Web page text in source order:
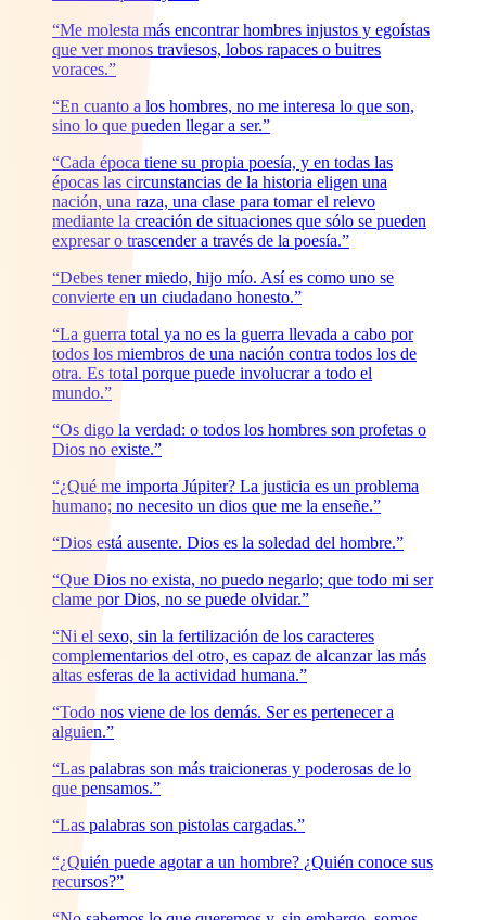
“Me molesta más encontrar hombres injustos y egoístas
que ver monos traviesos, lobos rapaces o buitres
voraces.”
“En cuanto a los hombres, no me interesa lo que son,
sino lo que pueden llegar a ser.”
“Cada época tiene su propia poesía, y en todas las
épocas las circunstancias de la historia eligen una
nación, una raza, una clase para tomar el relevo
mediante la creación de situaciones que sólo se pueden
expresar o trascender a través de la poesía.”
“Debes tener miedo, hijo mío. Así es como uno se
convierte en un ciudadano honesto.”
“La guerra total ya no es la guerra llevada a cabo por
todos los miembros de una nación contra todos los de
otra. Es total porque puede involucrar a todo el
mundo.”
“Os digo la verdad: o todos los hombres son profetas o
Dios no existe.”
“¿Qué me importa Júpiter? La justicia es un problema
humano; no necesito un dios que me la enseñe.”
“Dios está ausente. Dios es la soledad del hombre.”
“Que Dios no exista, no puedo negarlo; que todo mi ser
clame por Dios, no se puede olvidar.”
“Ni el sexo, sin la fertilización de los caracteres
complementarios del otro, es capaz de alcanzar las más
altas esferas de la actividad humana.”
“Todo nos viene de los demás. Ser es pertenecer a
alguien.”
“Las palabras son más traicioneras y poderosas de lo
que pensamos.”
“Las palabras son pistolas cargadas.”
“¿Quién puede agotar a un hombre? ¿Quién conoce sus
recursos?”